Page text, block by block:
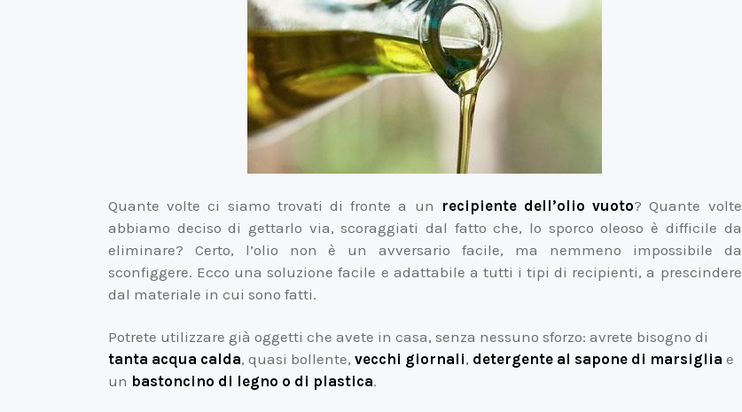
Quante volte ci siamo trovati di fronte a un recipiente dell’olio vuoto? Quante volte
abbiamo deciso di gettarlo via, scoraggiati dal fatto che, lo sporco oleoso è difficile da
eliminare? Certo, l’olio non è un avversario facile, ma nemmeno impossibile da
sconfiggere. Ecco una soluzione facile e adattabile a tutti i tipi di recipienti, a prescindere
dal materiale in cui sono fatti.
Potrete utilizzare già oggetti che avete in casa, senza nessuno sforzo: avrete bisogno di
tanta acqua calda, quasi bollente, vecchi giornali, detergente al sapone di marsiglia e
un bastoncino di legno o di plastica.